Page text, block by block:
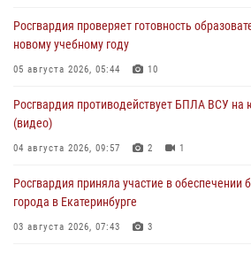
Росгвардия проверяет готовность
новому учебному году
05 августа 2026, 05:44 10
Росгвардия противодействует БПЛА ВСУ
(видео)
04 августа 2026, 09:57 2 1
Росгвардия приняла участие в обеспечении
города в Екатеринбурге
03 августа 2026, 07:43 3